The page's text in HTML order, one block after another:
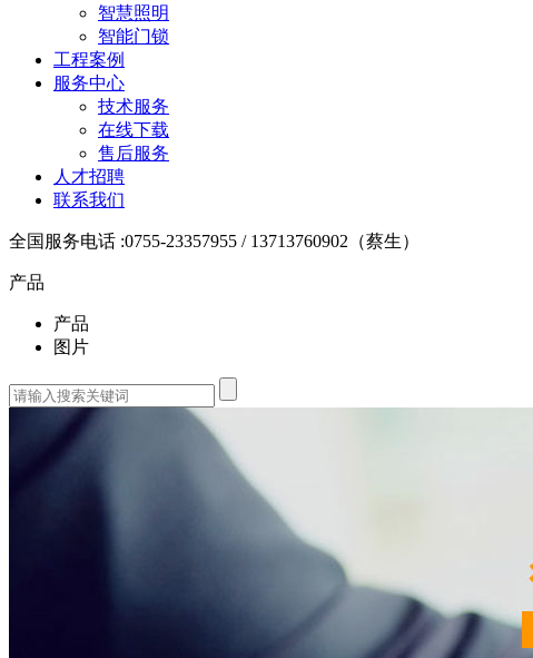
智慧照明
智能门锁
工程案例
服务中心
技术服务
在线下载
售后服务
人才招聘
联系我们
全国服务电话 :0755-23357955 / 13713760902（蔡生）
产品
产品
图片